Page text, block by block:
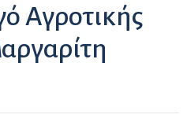
Αγροτικής